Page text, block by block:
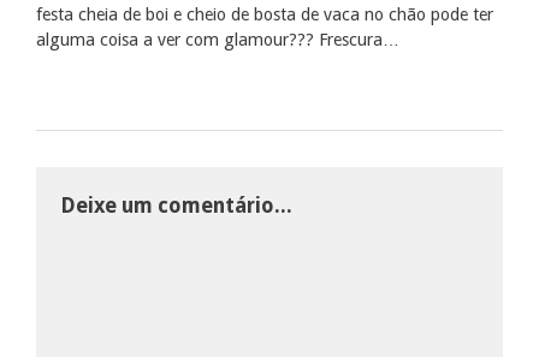
festa cheia de boi e cheio de bosta de vaca no chão pode ter
alguma coisa a ver com glamour??? Frescura…
Deixe um comentário...